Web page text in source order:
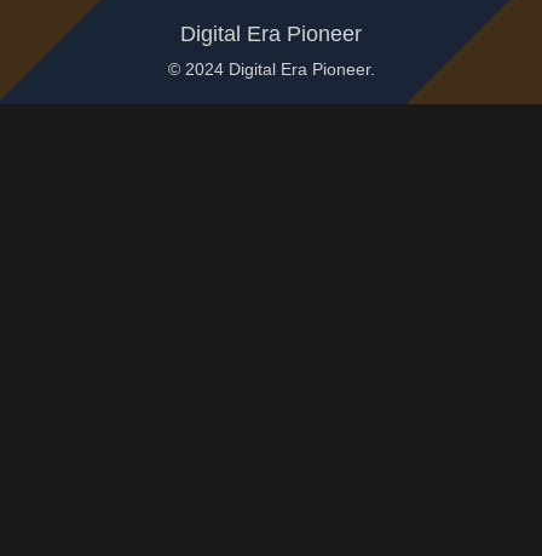
Digital Era Pioneer
© 2024 Digital Era Pioneer.